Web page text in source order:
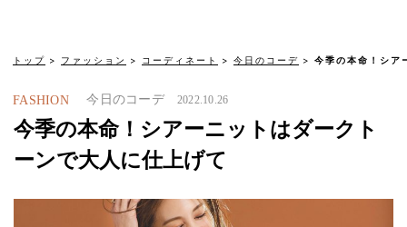
トップ ファッション コーディネート 今日のコーデ 今季の本命！シア
FASHION 今日のコーデ 2022.10.26
今季の本命！シアーニットはダークト
ーンで大人に仕上げて